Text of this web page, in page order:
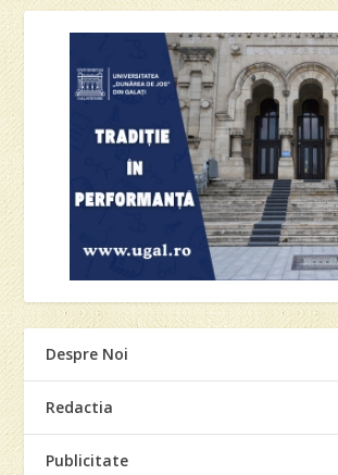
Despre Noi
Redactia
Publicitate